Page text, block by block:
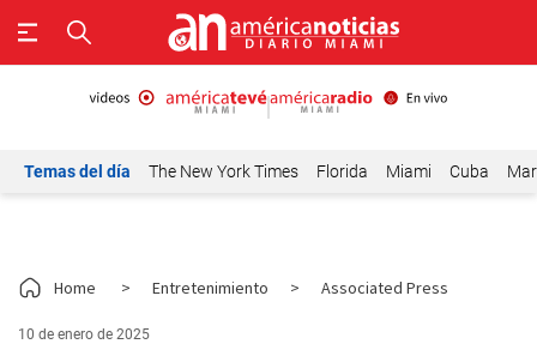
Temas del día The New York Times Florida Miami Cuba
Home > Entretenimiento > Associated Press
10 de enero de 2025